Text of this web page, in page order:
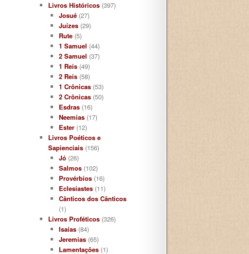
Livros Históricos(397)
Josué (27)
Juízes (29)
Rute (5)
1 Samuel (44)
2 Samuel (37)
1 Reis (49)
2 Reis (58)
1 Crônicas (53)
2 Crônicas (50)
Esdras (16)
Neemias (17)
Ester (12)
Livros Poéticos e
Sapienciais(156)
Jó (26)
Salmos (102)
Provérbios (16)
Eclesiastes (11)
Cânticos dos Cânticos
(1)
Livros Proféticos(326)
Isaías (84)
Jeremias (65)
Lamentaçôes (1)